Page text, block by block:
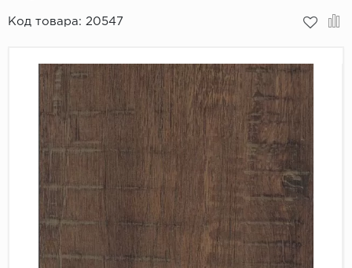
Classen
CorkArt Vinyl
CronaFloor
Damy Floor
Decoria
Dolce Flooring
Код товара: 20547